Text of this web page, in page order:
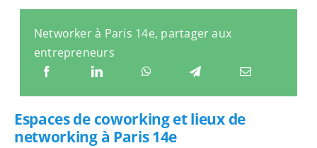
Networker à Paris 14e, partager aux
entrepreneurs
Espaces de coworking et lieux de
networking à Paris 14e